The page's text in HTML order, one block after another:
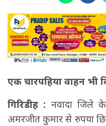
एक चारपहिया वाहन भी
गिरिडीह : नवादा जिले
अमरजीत कुमार से रुपया